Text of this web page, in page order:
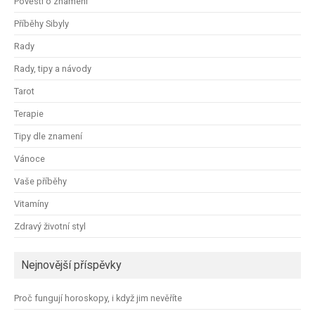
Příběhy Sibyly
Rady
Rady, tipy a návody
Tarot
Terapie
Tipy dle znamení
Vánoce
Vaše příběhy
Vitamíny
Zdravý životní styl
Nejnovější příspěvky
Proč fungují horoskopy, i když jim nevěříte